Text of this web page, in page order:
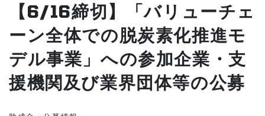
【6/16締切】「バリューチェ
ーン全体での脱炭素化推進モ
デル事業」への参加企業・支
援機関及び業界団体等の公募